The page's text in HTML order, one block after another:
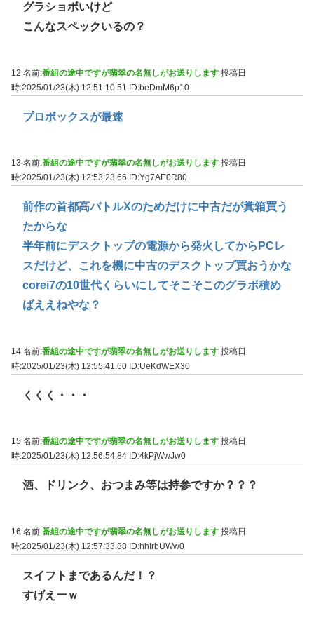
グラショボいけど
こんなスペックいるの？
12 名前:番組の途中ですが翡翠の名無しがお送りします 投稿日
時:2025/01/23(木) 12:51:10.51 ID:beDmM6p10
プロボックスが最速
13 名前:番組の途中ですが翡翠の名無しがお送りします 投稿日
時:2025/01/23(木) 12:53:23.66
ID:Yg7AE0R80
前作の首都高バトルXのためだけに中古だが糞箱買う
たからな
半年前にデスクトップの電源から発火してからPCレ
スだけど、これを機に中古のデスクトップ買おうかな
corei7の10世代くらいにしてそこそこのグラボ積め
ばええねやな？
14 名前:番組の途中ですが翡翠の名無しがお送りします 投稿日
時:2025/01/23(木) 12:55:41.60 ID:UeKdWEX30
くくく・・・
15 名前:番組の途中ですが翡翠の名無しがお送りします 投稿日
時:2025/01/23(木) 12:56:54.84 ID:4kPjWwJw0
酒、ドリンク、おつまみ等は持参ですか？？？
16 名前:番組の途中ですが翡翠の名無しがお送りします 投稿日
時:2025/01/23(木) 12:57:33.88 ID:hhIrbUWw0
スイフトまであるんだ！？
すげえーｗ